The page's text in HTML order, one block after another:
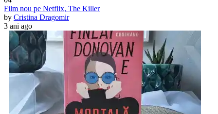
Film nou pe Netflix, The Killer
by Cristina Dragomir
3 ani ago